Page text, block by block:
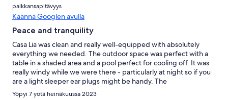
paikkansapitävyys
Käännä Googlen avulla
Peace and tranquility
Casa Lia was clean and really well-equipped with absolutely
everything we needed. The outdoor space was perfect with a
table in a shaded area and a pool perfect for cooling off. It was
really windy while we were there - particularly at night so if you
are a light sleeper ear plugs might be handy. The
communication with Debbie, the owner was great and Jimmy
Yöpyi 7 yötä heinäkuussa 2023